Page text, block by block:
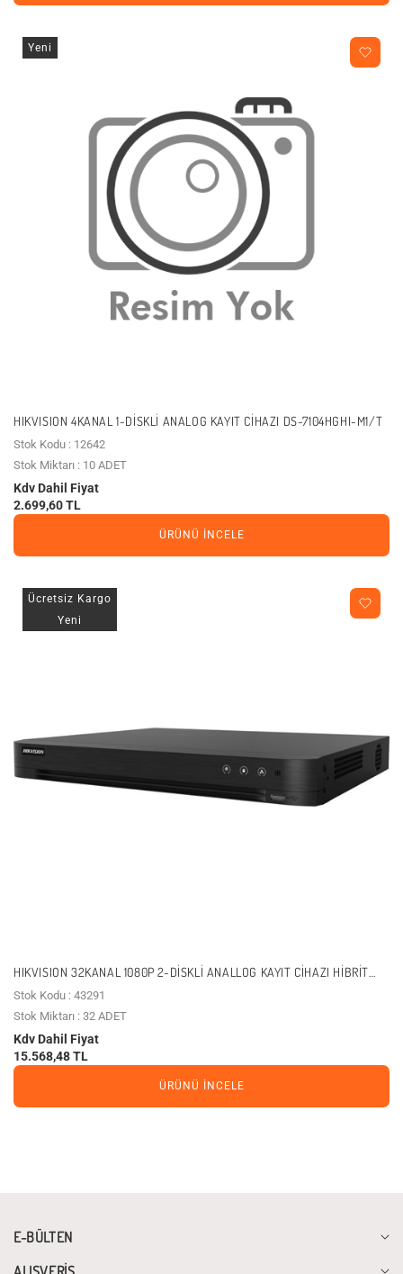
Yeni
HIKVISION 4KANAL 1-DISKLI ANALOG KAYIT CIHAZI DS-7104HGHI-M1/T
Stok Kodu : 12642
Stok Miktarı : 10 ADET
Kdv Dahil Fiyat
2.699,60 TL
ÜRÜNÜ İNCELE
Ücretsiz Kargo
Yeni
HIKVISION 32KANAL 1080P 2-DISKLI ANALLOG KAYIT CIHAZI HIBRIT
DS-7232HGHI-M2
Stok Kodu : 43291
Stok Miktarı : 32 ADET
Kdv Dahil Fiyat
15.568,48 TL
ÜRÜNÜ İNCELE
E-BÜLTEN